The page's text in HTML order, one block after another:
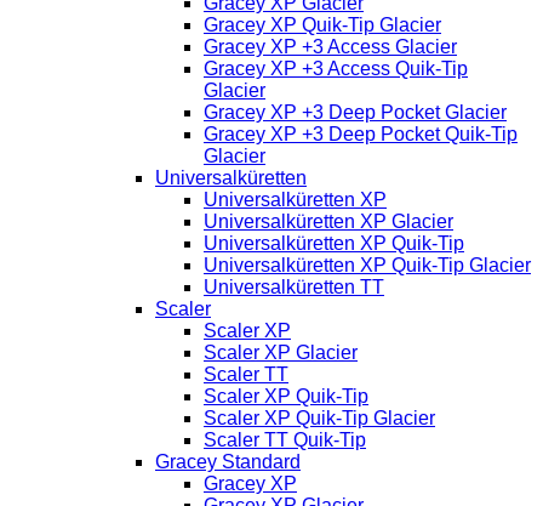
Gracey XP Quik-Tip Glacier
Gracey XP +3 Access Glacier
Gracey XP +3 Access Quik-Tip
Glacier
Gracey XP +3 Deep Pocket Glacier
Gracey XP +3 Deep Pocket Quik-Tip
Glacier
Universalküretten
Universalküretten XP
Universalküretten XP Glacier
Universalküretten XP Quik-Tip
Universalküretten XP Quik-Tip Glacier
Universalküretten TT
Scaler
Scaler XP
Scaler XP Glacier
Scaler TT
Scaler XP Quik-Tip
Scaler XP Quik-Tip Glacier
Scaler TT Quik-Tip
Gracey Standard
Gracey XP